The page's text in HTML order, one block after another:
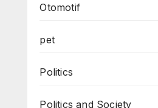
Otomotif
pet
Politics
Politics and Society